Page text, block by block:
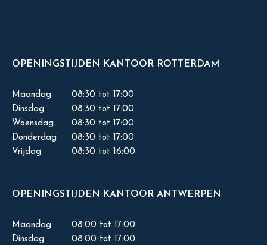
OPENINGSTIJDEN KANTOOR ROTTERDAM
Maandag
08:30 tot 17:00
Dinsdag
08:30 tot 17:00
Woensdag
08:30 tot 17:00
Donderdag
08:30 tot 17:00
Vrijdag
08:30 tot 16:00
OPENINGSTIJDEN KANTOOR ANTWERPEN
Maandag
08:00 tot 17:00
Dinsdag
08:00 tot 17:00